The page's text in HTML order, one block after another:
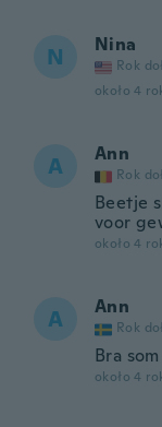
N Nina
Rok
około 4
A Ann
Rok
Beetje
voor
około 4
A Ann
Rok
Bra
około 4